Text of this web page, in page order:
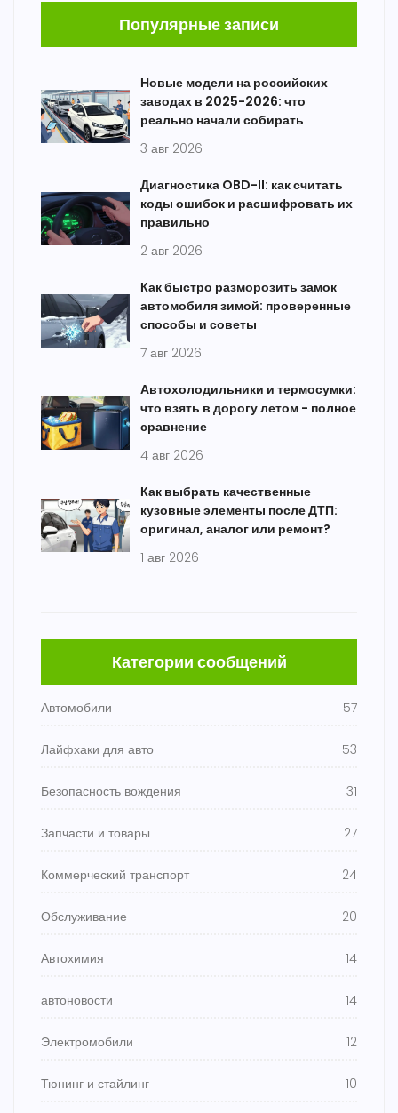
Популярные записи
Новые модели на российских
заводах в 2025-2026: что
реально начали собирать
3 авг 2026
Диагностика OBD-II: как считать
коды ошибок и расшифровать их
правильно
2 авг 2026
Как быстро разморозить замок
автомобиля зимой: проверенные
способы и советы
7 авг 2026
Автохолодильники и термосумки:
что взять в дорогу летом - полное
сравнение
4 авг 2026
Как выбрать качественные
кузовные элементы после ДТП:
оригинал, аналог или ремонт?
1 авг 2026
Категории сообщений
Автомобили 57
Лайфхаки для авто 53
Безопасность вождения 31
Запчасти и товары 27
Коммерческий транспорт 24
Обслуживание 20
Автохимия 14
автоновости 14
Электромобили 12
Тюнинг и стайлинг 10